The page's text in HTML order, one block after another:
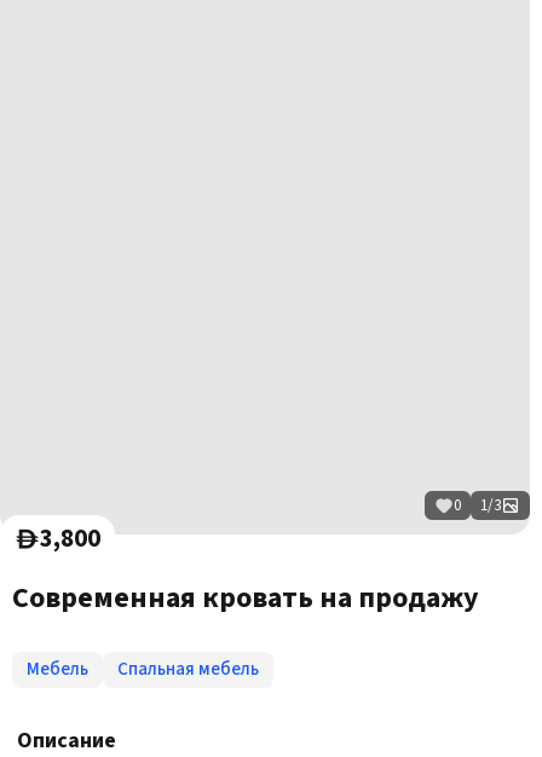
0 1/3
D3,800
Современная кровать на продажу
Мебель Спальная мебель
Описание